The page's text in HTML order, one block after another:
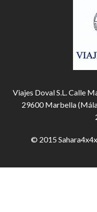
Viajes Doval S.L. Calle
29600 Marbella
© 2015